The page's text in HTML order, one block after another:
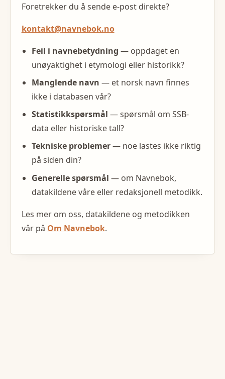
Foretrekker du å sende e-post direkte?
kontakt@navnebok.no
Feil i navnebetydning — oppdaget en
unøyaktighet i etymologi eller historikk?
Manglende navn — et norsk navn finnes
ikke i databasen vår?
Statistikkspørsmål — spørsmål om SSB-
data eller historiske tall?
Tekniske problemer— noe lastes ikke riktig
på siden din?
Generelle spørsmål — om Navnebok,
datakildene våre eller redaksjonell metodikk.
Les mer om oss, datakildene og metodikken
vår på Om Navnebok.